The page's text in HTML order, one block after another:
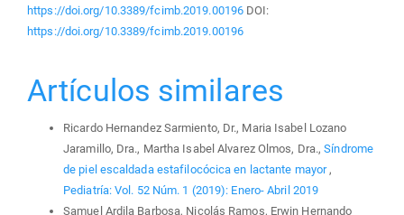
https://doi.org/10.3389/fcimb.2019.00196 DOI:
https://doi.org/10.3389/fcimb.2019.00196
Artículos similares
Ricardo Hernandez Sarmiento, Dr., Maria Isabel Lozano
Jaramillo, Dra., Martha Isabel Alvarez Olmos, Dra.,Síndrome
de piel escaldada estafilocócica en lactante mayor,
Pediatría: Vol. 52 Núm. 1 (2019): Enero- Abril 2019
Samuel Ardila Barbosa, Nicolás Ramos, Erwin Hernando